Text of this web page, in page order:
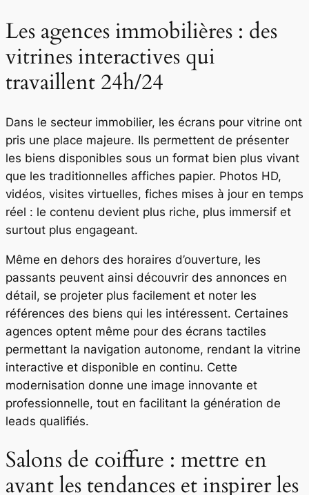
Les agences immobilières : des
vitrines interactives qui
travaillent 24h/24
Dans le secteur immobilier, les écrans pour vitrine ont
pris une place majeure. Ils permettent de présenter
les biens disponibles sous un format bien plus vivant
que les traditionnelles affiches papier. Photos HD,
vidéos, visites virtuelles, fiches mises à jour en temps
réel : le contenu devient plus riche, plus immersif et
surtout plus engageant.
Même en dehors des horaires d’ouverture, les
passants peuvent ainsi découvrir des annonces en
détail, se projeter plus facilement et noter les
références des biens qui les intéressent. Certaines
agences optent même pour des écrans tactiles
permettant la navigation autonome, rendant la vitrine
interactive et disponible en continu. Cette
modernisation donne une image innovante et
professionnelle, tout en facilitant la génération de
leads qualifiés.
Salons de coiffure : mettre en
avant les tendances et inspirer les